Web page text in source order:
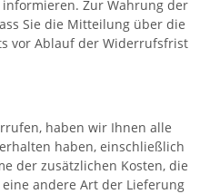
Zur Wahrung der
Sie die Mitteilung über die
vor Ablauf der Widerrufsfrist
haben wir Ihnen alle
haben, einschließlich
der zusätzlichen Kosten, die
andere Art der Lieferung